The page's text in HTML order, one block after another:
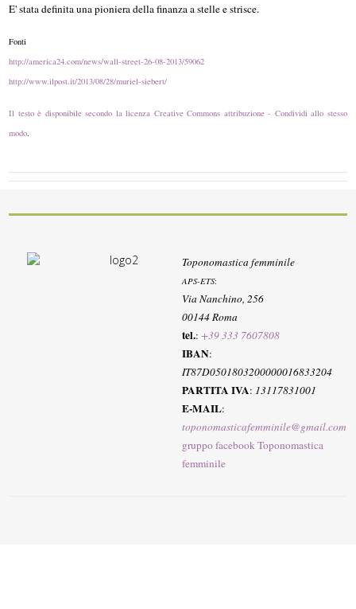
E' stata definita una pioniera della finanza a stelle e strisce.
Fonti
http://america24.com/news/wall-street-26-08-2013/59062
http://www.ilpost.it/2013/08/28/muriel-siebert/
Il testo è disponibile secondo la licenza Creative Commons attribuzione - Condividi allo stesso
modo
Toponomastica femminile
APS-ETS:
Via Nanchino, 256
00144 Roma
tel.:+39 333 7607808
IBAN:
IT87D0501803200000016833204
PARTITA IVA: 13117831001
E-MAIL:
toponomasticafemminile@gmail.com
gruppo facebook Toponomastica
femminile